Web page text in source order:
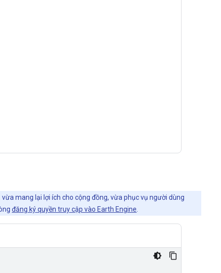
mang lại lợi ích cho cộng đồng, vừa phục vụ người dùng
đăng ký quyền truy cập vào Earth Engine